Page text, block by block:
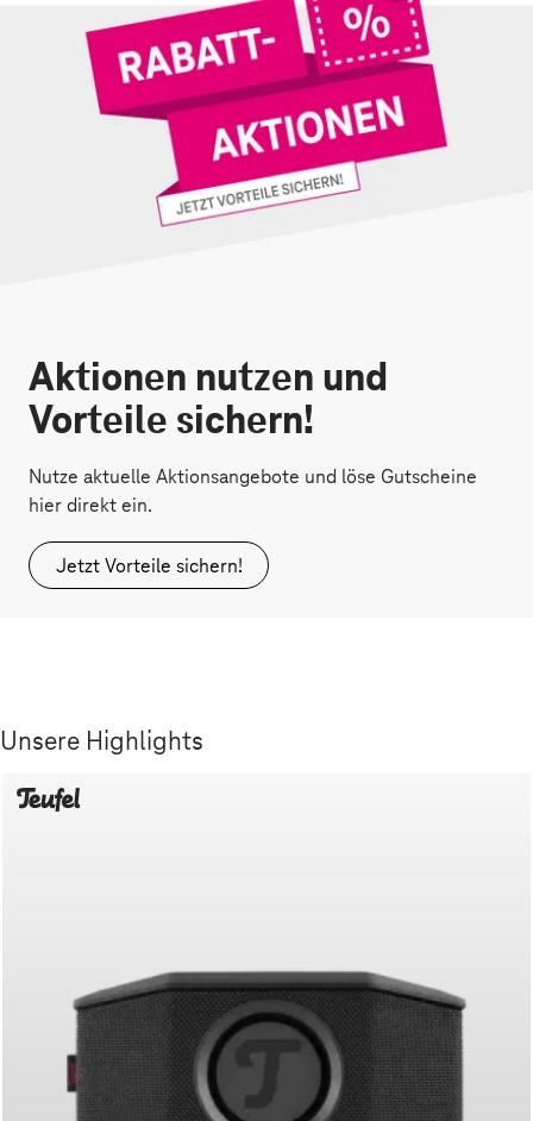
Aktionen nutzen und
Vorteile sichern!
Nutze aktuelle Aktionsangebote und löse Gutscheine
hier direkt ein.
Jetzt Vorteile sichern!
Unsere Highlights